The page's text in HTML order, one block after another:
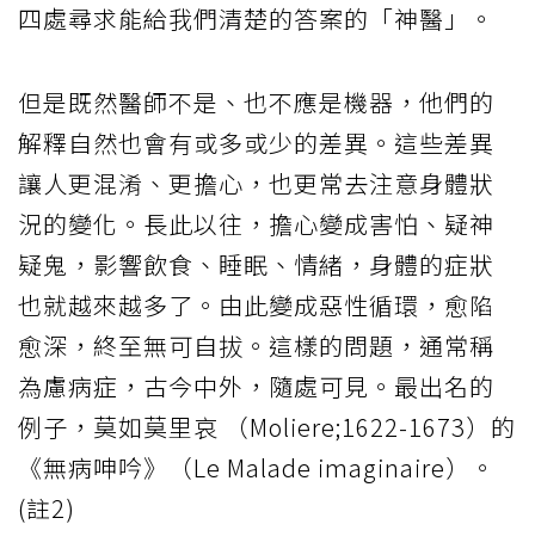
四處尋求能給我們清楚的答案的「神醫」。
但是既然醫師不是、也不應是機器，他們的
解釋自然也會有或多或少的差異。這些差異
讓人更混淆、更擔心，也更常去注意身體狀
況的變化。長此以往，擔心變成害怕、疑神
疑鬼，影響飲食、睡眠、情緒，身體的症狀
也就越來越多了。由此變成惡性循環，愈陷
愈深，終至無可自拔。這樣的問題，通常稱
為慮病症，古今中外，隨處可見。最出名的
例子，莫如莫里哀 （Moliere;1622-1673）的
《無病呻吟》（Le Malade imaginaire）。
(註2)